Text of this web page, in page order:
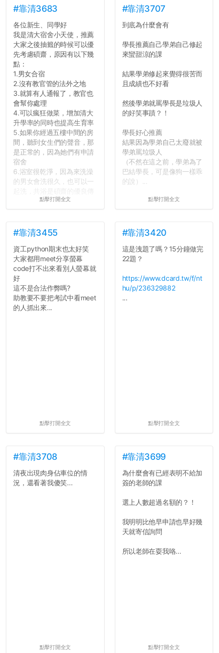
長作弊的風氣。
反正老人我明天就要搬離新
關，就當最後一天發個牢騷
吧XD，祝學弟妹們修課順利
#靠清3683
各位新生、同學好
我是清大宿舍小天使，推薦
大家之後抽籤的時候可以優
先考慮碩齋，原因有以下幾
點：
1.男女合宿
2.沒有教官管的法外之地
3.就算有人通報了，教官也
會幫你處理
4.可以瘋狂做菜，增加清大
升學率的同時也提高生育率
5.如果你經過五樓中間的房
間，聽到女生們的聲音，那
是正常的，因為她們有申請
宿舍
6.浴室很乾淨，因為來洗澡
的男女會洗很久，也可以一
舍房間，都歡迎留言讓我知
道...
點擊打開全文
#靠清3707
到底為什麼會有
學長推薦自己學弟自己修起
來蠻甜涼的課
結果學弟修起來覺得很苦而
且成績也不好看
然後學弟就罵學長是垃圾人
的好笑事蹟？！
學長好心推薦
結果因為學弟自己太廢就被
學弟罵垃圾人
（不然在這之前，學弟為了
巴結學長，可是像狗一樣乖
的說）...
點擊打開全文
#靠清3455
資工python期末也太好笑
大家都用meet分享螢幕
code打不出來看別人螢幕就
好
這不是合法作弊嗎?
助教要不要把考試中看meet
的人抓出來...
點擊打開全文
#靠清3420
這是洩題了嗎？15分鐘做完
22題？
https://www.dcard.tw/f/nt
hu/p/236329882
...
點擊打開全文
#靠清3708
清夜出現肉身佔車位的情
況，還看著我傻笑...
點擊打開全文
#靠清3699
為什麼會有已經表明不給加
簽的老師的課
選上人數超過名額的？！
我明明比他早申請也早好幾
天就寄信詢問
所以老師在耍我咯...
點擊打開全文